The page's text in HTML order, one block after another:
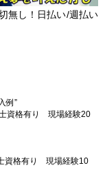
無し！日払い/週払い
格有り 現場経験20
格有り 現場経験10